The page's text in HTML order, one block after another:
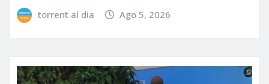
torrent al dia Ago 5, 2026